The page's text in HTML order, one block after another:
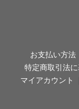
お支払い方法
特定商取引法
マイアカウント